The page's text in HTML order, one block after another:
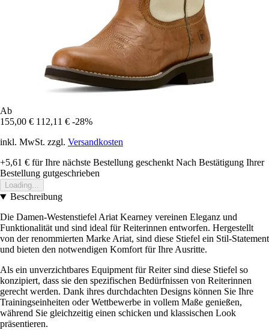
Ab
155,00 € 112,11 € -28%
inkl. MwSt. zzgl. Versandkosten
+5,61 € für Ihre nächste Bestellung geschenkt Nach Bestätigung Ihrer
Bestellung gutgeschrieben
Loading...
Beschreibung
Die Damen-Westenstiefel Ariat Kearney vereinen Eleganz und
Funktionalität und sind ideal für Reiterinnen entworfen. Hergestellt
von der renommierten Marke Ariat, sind diese Stiefel ein Stil-Statement
und bieten den notwendigen Komfort für Ihre Ausritte.
Als ein unverzichtbares Equipment für Reiter sind diese Stiefel so
konzipiert, dass sie den spezifischen Bedürfnissen von Reiterinnen
gerecht werden. Dank ihres durchdachten Designs können Sie Ihre
Trainingseinheiten oder Wettbewerbe in vollem Maße genießen,
während Sie gleichzeitig einen schicken und klassischen Look
präsentieren.